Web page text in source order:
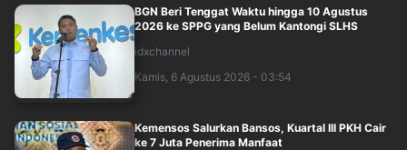
BGN Beri Tenggat Waktu hingga 10 Agustus
2026 ke SPPG yang Belum Kantongi SLHS
idxchannel
Kamis, 6 Agustus 2026 - 03:54
Kemensos Salurkan Bansos, Kuartal III PKH Cair
ke 7 Juta Penerima Manfaat